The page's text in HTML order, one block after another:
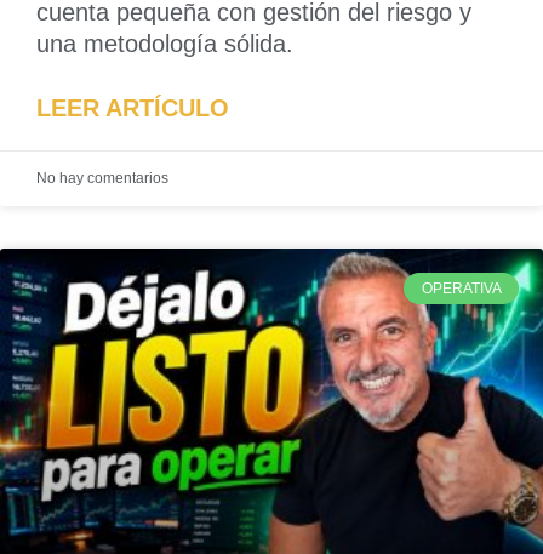
cuenta pequeña con gestión del riesgo y
una metodología sólida.
LEER ARTÍCULO
No hay comentarios
OPERATIVA